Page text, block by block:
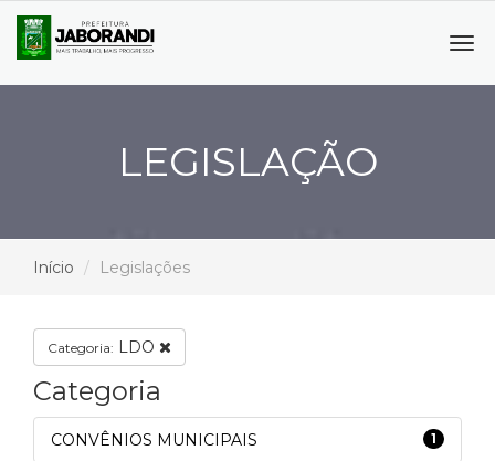
LEGISLAÇÃO
Início Legislações
Categoria: LDO
Categoria
CONVÊNIOS MUNICIPAIS 1